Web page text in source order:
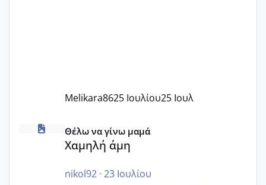
Melikara8625 Ιουλίου25 Ιουλ
Χαμηλή άμη
Θέλω να γίνω μαμά
Χαμηλή άμη
nikol92· 23 Ιουλίου